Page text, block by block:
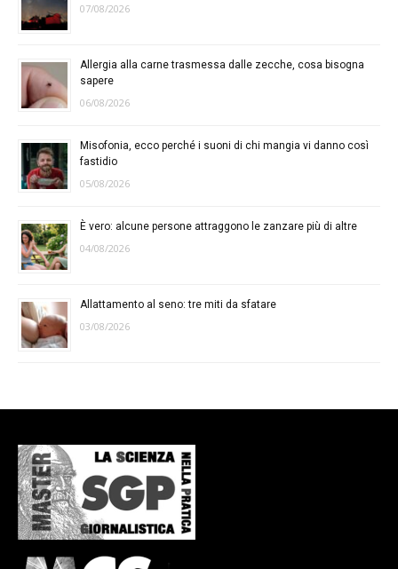
07/08/2026
Allergia alla carne trasmessa dalle zecche, cosa bisogna
sapere
06/08/2026
Misofonia, ecco perché i suoni di chi mangia vi danno così
fastidio
05/08/2026
È vero: alcune persone attraggono le zanzare più di altre
04/08/2026
Allattamento al seno: tre miti da sfatare
03/08/2026